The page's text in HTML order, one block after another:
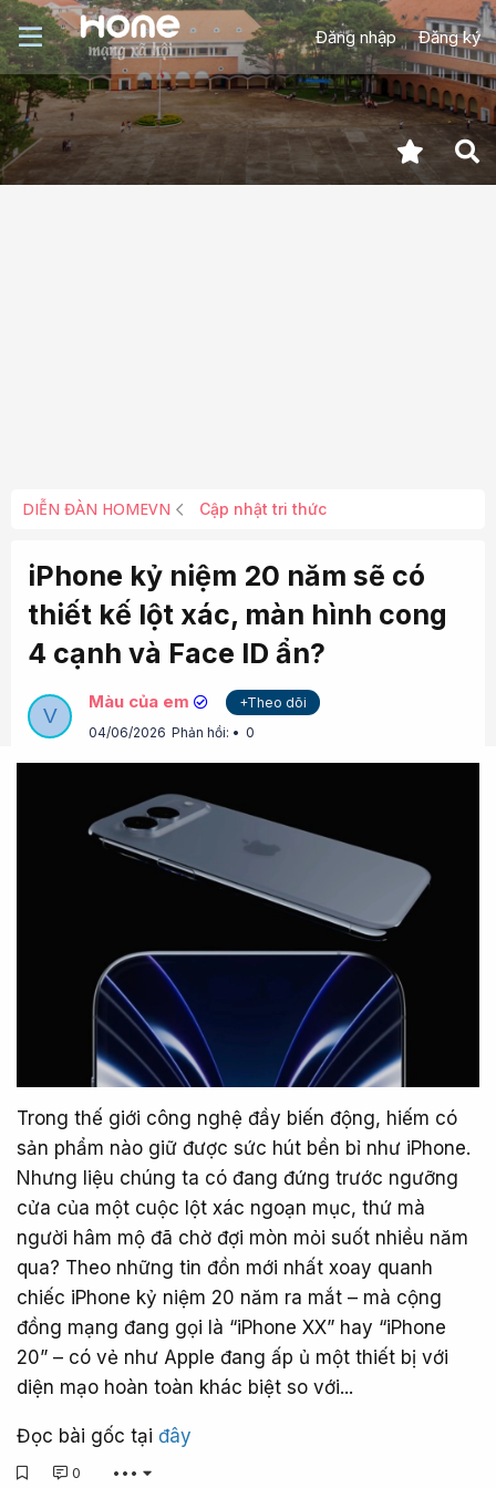
Đăng nhập Đăng ký
DIỄN ĐÀN HOMEVN Cập nhật tri thức
iPhone kỷ niệm 20 năm sẽ có
thiết kế lột xác, màn hình cong
4 cạnh và Face ID ẩn?
V
Màu của em
+Theo dõi
04/06/2026 Phản hồi: 0
Trong thế giới công nghệ đầy biến động, hiếm có
sản phẩm nào giữ được sức hút bền bỉ như iPhone.
Nhưng liệu chúng ta có đang đứng trước ngưỡng
cửa của một cuộc lột xác ngoạn mục, thứ mà
người hâm mộ đã chờ đợi mòn mỏi suốt nhiều năm
qua? Theo những tin đồn mới nhất xoay quanh
chiếc iPhone kỷ niệm 20 năm ra mắt – mà cộng
đồng mạng đang gọi là “iPhone XX” hay “iPhone
20” – có vẻ như Apple đang ấp ủ một thiết bị với
diện mạo hoàn toàn khác biệt so với...
Đọc bài gốc tại đây
0 •••